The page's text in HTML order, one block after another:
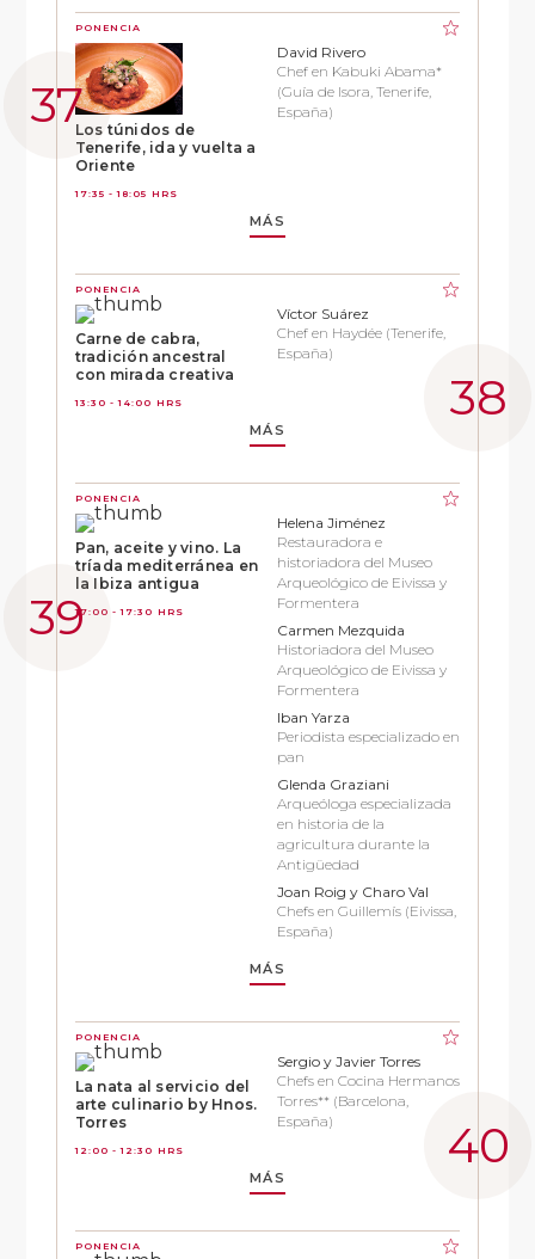
PONENCIA
Los túnidos de
Tenerife, ida y vuelta a
Oriente
17:35 - 18:05 HRS
David Rivero
Chef en Kabuki Abama*
(Guía de Isora, Tenerife,
España)
MÁS
PONENCIA
Carne de cabra,
tradición ancestral
con mirada creativa
13:30 - 14:00 HRS
Víctor Suárez
Chef en Haydée (Tenerife,
España)
MÁS
PONENCIA
Pan, aceite y vino. La
tríada mediterránea en
la Ibiza antigua
17:00 - 17:30 HRS
Helena Jiménez
Restauradora e
historiadora del Museo
Arqueológico de Eivissa y
Formentera
Carmen Mezquida
Historiadora del Museo
Arqueológico de Eivissa y
Formentera
Iban Yarza
Periodista especializado en
pan
Glenda Graziani
Arqueóloga especializada
en historia de la
agricultura durante la
Antigüedad
Joan Roig y Charo Val
Chefs en Guillemís (Eivissa,
España)
MÁS
PONENCIA
La nata al servicio del
arte culinario by Hnos.
Torres
12:00 - 12:30 HRS
Sergio y Javier Torres
Chefs en Cocina Hermanos
Torres** (Barcelona,
España)
MÁS
PONENCIA